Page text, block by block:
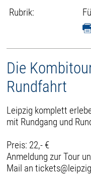
Rubrik:
Die
Rundfahrt
Leipzig komplett
mit Rundgang und
Preis: 22,- €
Anmeldung zur Tour
Mail an